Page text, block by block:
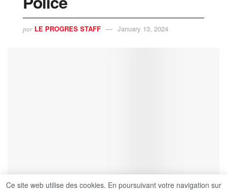
par LE PROGRES STAFF January 13, 2024
Ce site web utilise des cookies. En poursuivant votre navigation sur